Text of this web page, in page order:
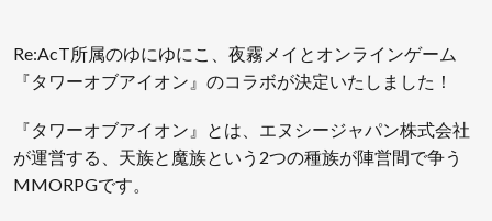
Re:AcT所属のゆにゆにこ、夜霧メイとオンラインゲーム
『タワーオブアイオン』のコラボが決定いたしました！
『タワーオブアイオン』とは、エヌシージャパン株式会社
が運営する、天族と魔族という2つの種族が陣営間で争う
MMORPGです。